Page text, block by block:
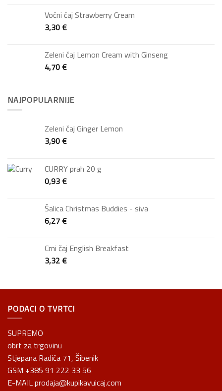
Voćni čaj Strawberry Cream
3,30€
Zeleni čaj Lemon Cream with Ginseng
4,70€
NAJPOPULARNIJE
Zeleni čaj Ginger Lemon
3,90€
CURRY prah 20 g
0,93€
Šalica Christmas Buddies - siva
6,27€
Crni čaj English Breakfast
3,32€
PODACI O TVRTCI
SUPREMO
obrt za trgovinu
Stjepana Radića 71, Šibenik
GSM +385 91 222 33 56
E-MAIL prodaja@kupikavuicaj.com